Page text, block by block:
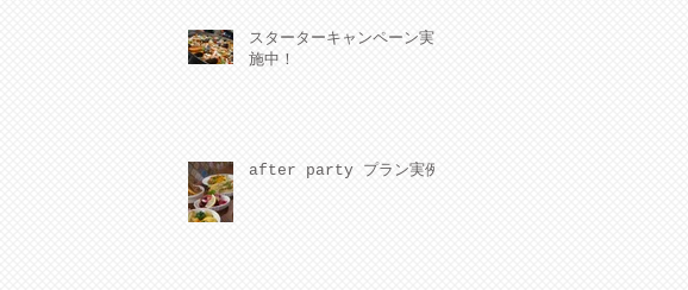
スターターキャンペーン実
施中！
after party プラン実例